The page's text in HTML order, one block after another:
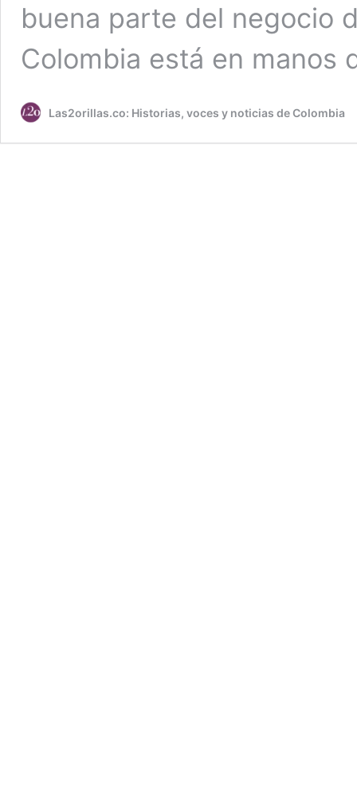
buena parte del negocio
Colombia está en manos
Las2orillas.co: Historias, voces y noticias de Colombia